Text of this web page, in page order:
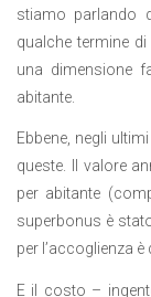
stiamo parlando
qualche termine
una dimensione
abitante.
Ebbene, negli
queste. Il valore
per abitante
superbonus è
per l’accoglienza è
E il costo –